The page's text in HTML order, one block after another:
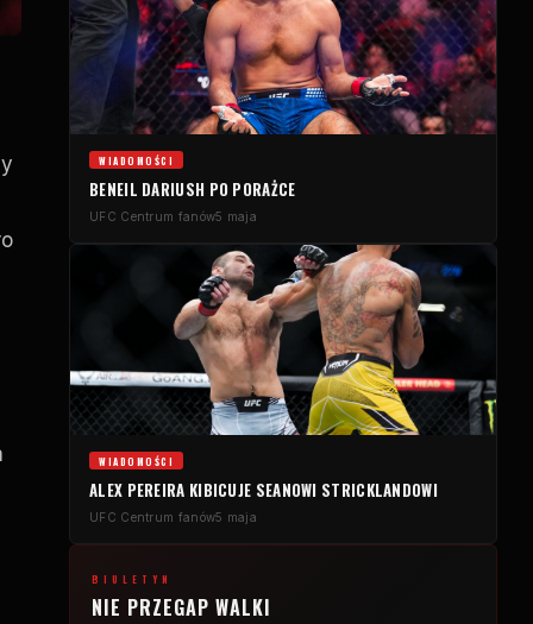
WIADOMOŚCI
BENEIL DARIUSH PO PORAŻCE
UFC Centrum fanów5 maja
WIADOMOŚCI
ALEX PEREIRA KIBICUJE SEANOWI STRICKLANDOWI
UFC Centrum fanów5 maja
BIULETYN
NIE PRZEGAP WALKI